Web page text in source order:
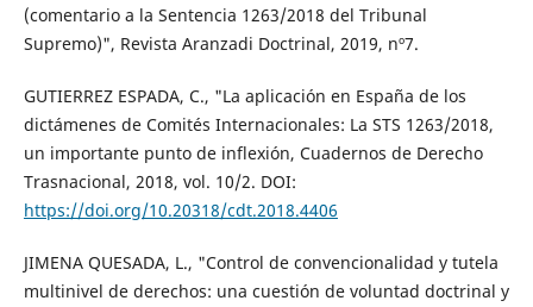
(comentario a la Sentencia 1263/2018 del Tribunal
Supremo)", Revista Aranzadi Doctrinal, 2019, nº7.
GUTIERREZ ESPADA, C., "La aplicación en España de los
dictámenes de Comités Internacionales: La STS 1263/2018,
un importante punto de inflexión, Cuadernos de Derecho
Trasnacional, 2018, vol. 10/2. DOI:
https://doi.org/10.20318/cdt.2018.4406
JIMENA QUESADA, L., "Control de convencionalidad y tutela
multinivel de derechos: una cuestión de voluntad doctrinal y